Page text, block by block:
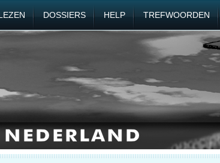
DOSSIERS HELP TREFWOORDEN